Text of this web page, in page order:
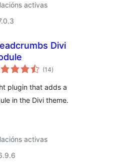
activas
Divi
(14valoracións
totais
)
plugin that adds a
in the Divi theme.
activas